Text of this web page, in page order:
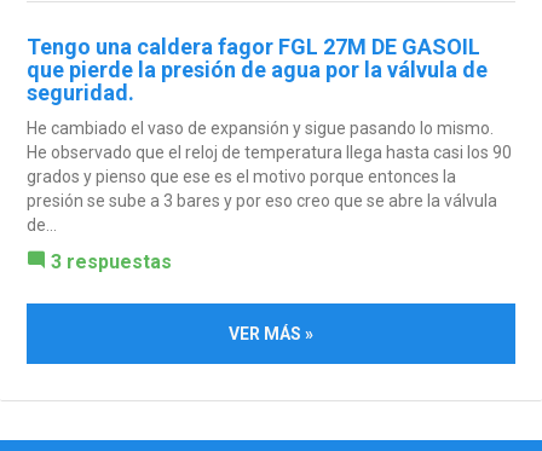
Tengo una caldera fagor FGL 27M DE GASOIL
que pierde la presión de agua por la válvula de
seguridad.
He cambiado el vaso de expansión y sigue pasando lo mismo.
He observado que el reloj de temperatura llega hasta casi los 90
grados y pienso que ese es el motivo porque entonces la
presión se sube a 3 bares y por eso creo que se abre la válvula
de...
3 respuestas
VER MÁS »